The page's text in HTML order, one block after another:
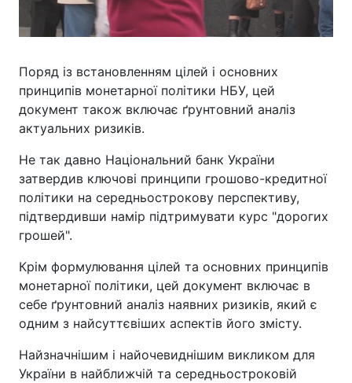
Поряд із встановленням цілей і основних
принципів монетарної політики НБУ, цей
документ також включає ґрунтовний аналіз
актуальних ризиків.
Не так давно Національний банк України
затвердив ключові принципи грошово-кредитної
політики на середньострокову перспективу,
підтвердивши намір підтримувати курс "дорогих
грошей".
Крім формулювання цілей та основних принципів
монетарної політики, цей документ включає в
себе ґрунтовний аналіз наявних ризиків, який є
одним з найсуттєвіших аспектів його змісту.
Найзначнішим і найочевиднішим викликом для
України в найближчій та середньостроковій